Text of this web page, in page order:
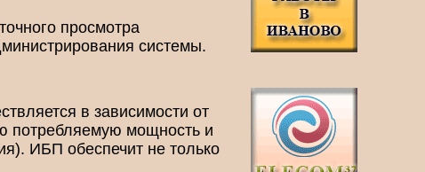
просмотра
системы.
в зависимости от
потребляемую мощность и
ИБП обеспечит не только